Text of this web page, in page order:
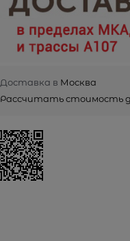
Доставка в Москва
Рассчитать стоимость